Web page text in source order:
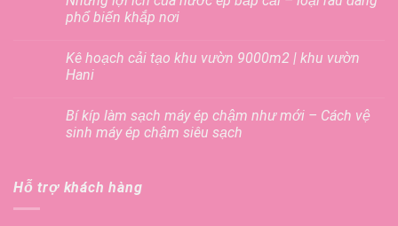
phổ biến khắp nơi
Kê hoạch cải tạo khu vườn 9000m2 | khu vườn
Hani
Bí kíp làm sạch máy ép chậm như mới – Cách vệ
sinh máy ép chậm siêu sạch
Hỗ trợ khách hàng